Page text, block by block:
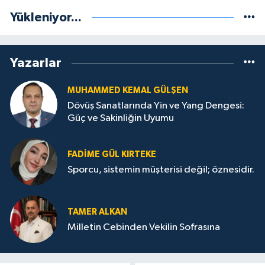
Yükleniyor...
Yazarlar
MUHAMMED KEMAL GÜLŞEN
Dövüş Sanatlarında Yin ve Yang Dengesi:
Güç ve Sakinliğin Uyumu
FADIME GÜL KIRTEKE
Sporcu, sistemin müşterisi değil; öznesidir.
TAMER ALKAN
Milletin Cebinden Vekilin Sofrasına